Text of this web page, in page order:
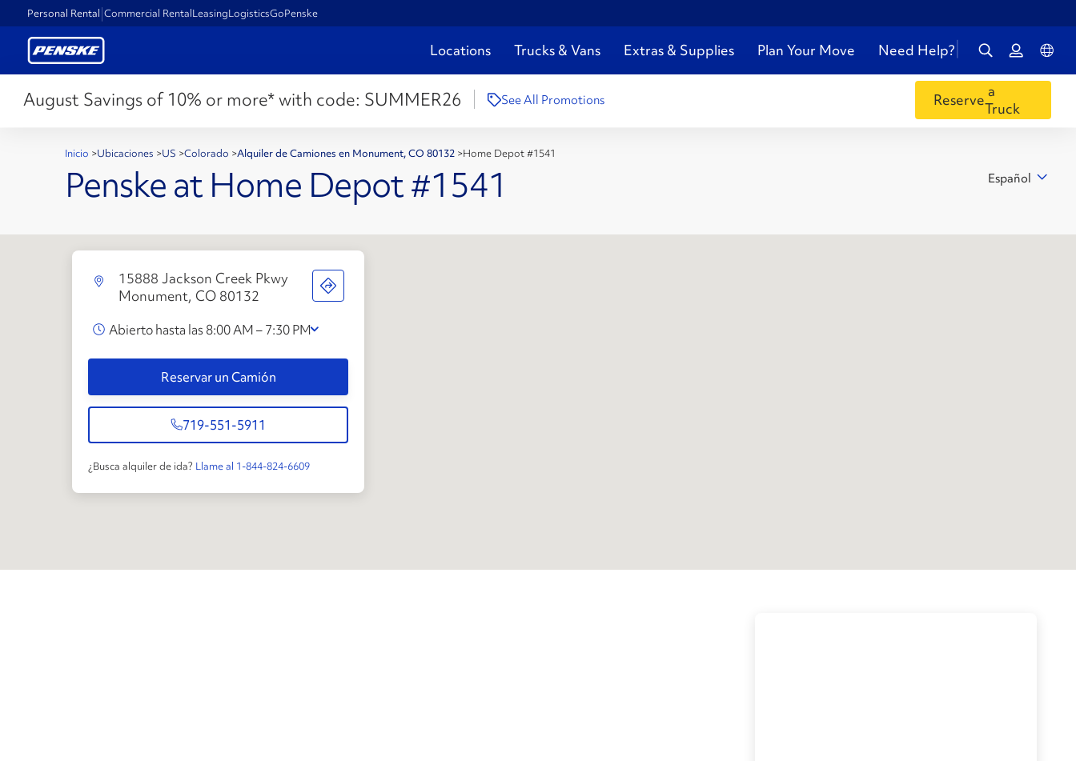
Personal Rental Commercial RentalLeasingLogisticsGoPenske
Locations Trucks & Vans Extras & Supplies Plan Your Move Need Help?
August Savings of 10% or more* with code: SUMMER26 See All Promotions Reservea
Truck
Inicio >Ubicaciones >US >Colorado >Alquiler de Camiones en Monument, CO 80132 >Home Depot #1541
Penske at Home Depot #1541 Español
15888 Jackson Creek Pkwy
Monument, CO 80132
Abierto hasta las 8:00 AM – 7:30 PM
Reservar un Camión
719-551-5911
¿Busca alquiler de ida? Llame al 1-844-824-6609